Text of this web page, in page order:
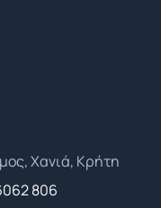
Χανιά, Κρήτη
806